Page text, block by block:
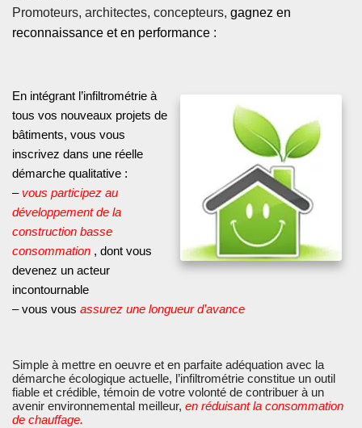
Promoteurs, architectes, concepteurs, gagnez en
reconnaissance et en performance :
En intégrant l’infiltrométrie à
tous vos nouveaux projets de
bâtiments, vous vous
inscrivez dans une réelle
démarche qualitative :
– vous participez au
développement de la
construction basse
consommation , dont vous
devenez un acteur
incontournable
–vous vous assurez une longueur d’avance
Simple à mettre en oeuvre et en parfaite adéquation avec la
démarche écologique actuelle, l’infiltrométrie constitue un outil
fiable et crédible, témoin de votre volonté de contribuer à un
avenir environnemental meilleur, en réduisant la consommation
de chauffage.